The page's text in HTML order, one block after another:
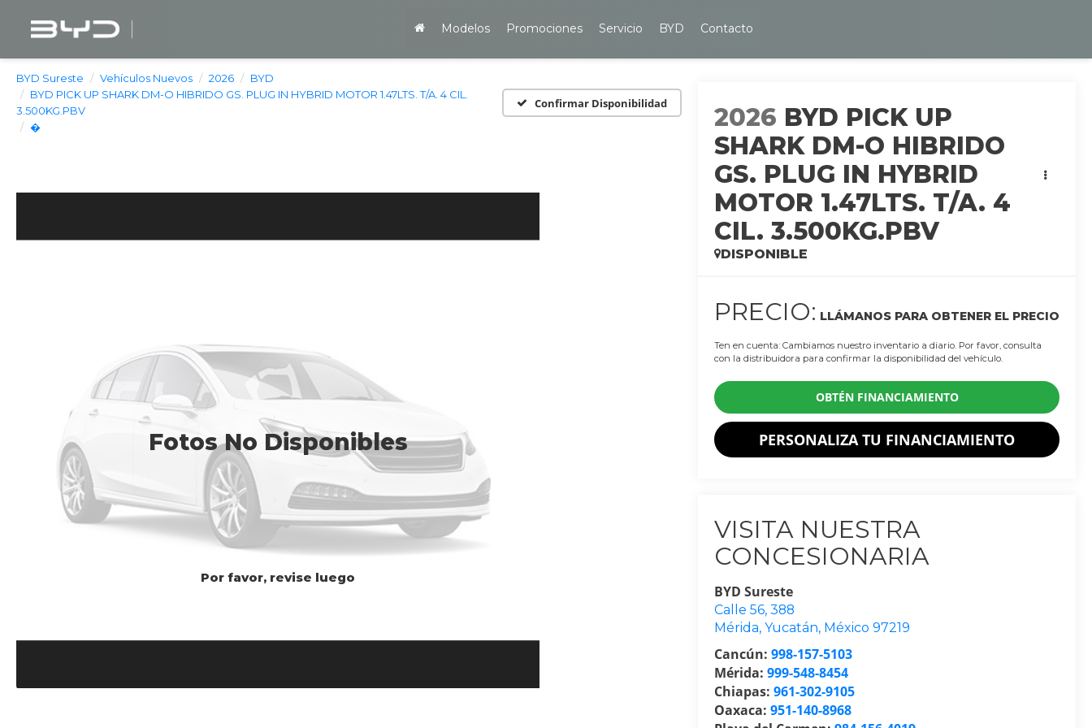
Modelos Promociones Servicio BYD Contacto
BYD Sureste Vehículos Nuevos 2026
BYD
BYD PICK UP SHARK DM-O HIBRIDO GS. PLUG IN HYBRID MOTOR 1.47LTS. T/A. 4 CIL.
3.500KG.PBV
�
Confirmar Disponibilidad
Fotos No Disponibles
Por favor, revise luego
2026 BYD PICK UP
SHARK DM-O HIBRIDO
GS. PLUG IN HYBRID
MOTOR 1.47LTS. T/A. 4
CIL. 3.500KG.PBV
DISPONIBLE
PRECIO: LLÁMANOS PARA OBTENER EL PRECIO
Ten en cuenta: Cambiamos nuestro inventario a diario. Por favor, consulta
con la distribuidora para confirmar la disponibilidad del vehículo.
OBTÉN FINANCIAMIENTO
PERSONALIZA TU FINANCIAMIENTO
VISITA NUESTRA
CONCESIONARIA
BYD Sureste
Calle 56, 388
Mérida,Yucatán, México 97219
Cancún:998-157-5103
Mérida:999-548-8454
Chiapas:961-302-9105
Oaxaca:951-140-8968